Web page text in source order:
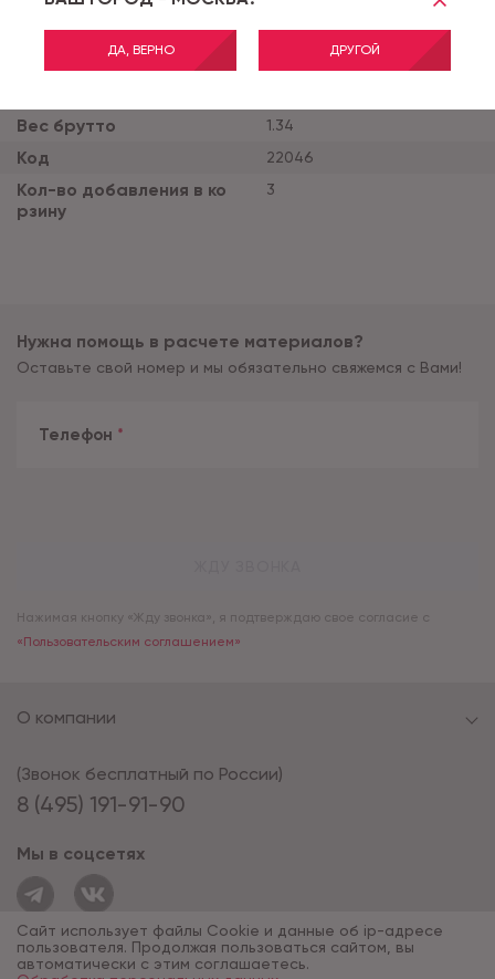
ДА, ВЕРНО ДРУГОЙ
Бренд Ideal
Вес брутто 1.34
Код 22046
Кол-во добавления в ко
рзину
3
Нужна помощь в расчете материалов?
Оставьте свой номер и мы обязательно свяжемся с Вами!
Телефон *
Нажимая кнопку «Жду звонка», я подтверждаю свое согласие с
«Пользовательским соглашением»
8 (495) 191-91-90
(Звонок бесплатный по России)
Мы в соцсетях
О компании
Сайт использует файлы Cookie и данные об ip-адресе
пользователя. Продолжая пользоваться сайтом, вы
автоматически с этим соглашаетесь.